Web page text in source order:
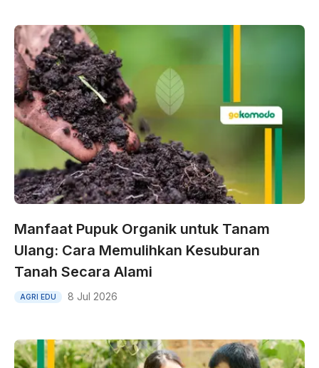
Manfaat Pupuk Organik untuk Tanam
Ulang: Cara Memulihkan Kesuburan
Tanah Secara Alami
AGRI EDU 8 Jul 2026